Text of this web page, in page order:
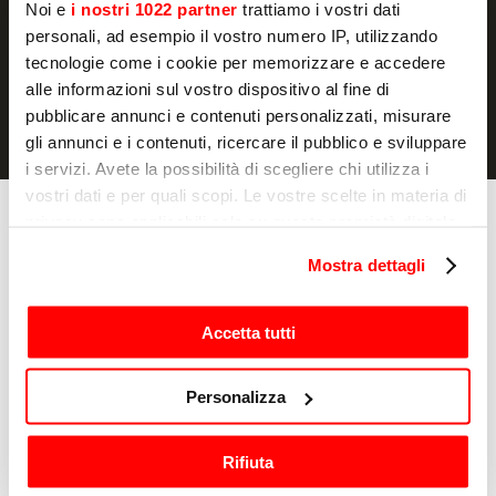
Noi e i nostri 1022 partner trattiamo i vostri dati
personali, ad esempio il vostro numero IP, utilizzando
tecnologie come i cookie per memorizzare e accedere
alle informazioni sul vostro dispositivo al fine di
pubblicare annunci e contenuti personalizzati, misurare
gli annunci e i contenuti, ricercare il pubblico e sviluppare
i servizi. Avete la possibilità di scegliere chi utilizza i
vostri dati e per quali scopi. Le vostre scelte in materia di
modificare o revocare il proprio consenso in qualsiasi
momento dalla Dichiarazione sui cookie o facendo clic
sull'icona di attivazione della privacy.
raccogliere informazioni sulla tua posizione
geografica, con un'approssimazione di qualche
Identificare il tuo dispositivo, scansionandolo
Mostra dettagli
Accetta tutti
Personalizza
Rifiuta
Je déclare avoir lu la
traitement de mes données à caractère personnel à des fins de
marketing.
Cuiseur à pâtes
Hot dog warmers
Mélangeur de cuisine
Cuiseur de riz